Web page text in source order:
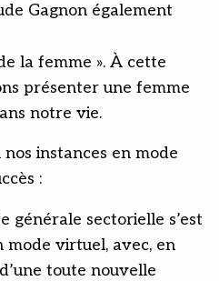
Gagnon également
la femme ». À cette
présenter une femme
notre vie.
instances en mode
:
générale sectorielle s’est
mode virtuel, avec, en
toute nouvelle